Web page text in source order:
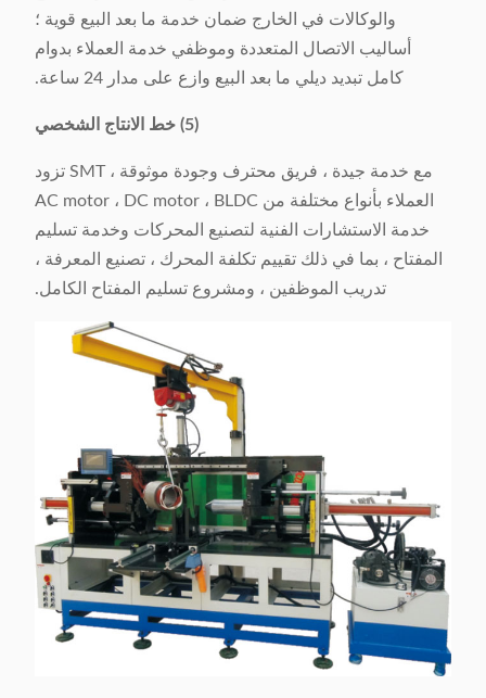
والوكالات في الخارج ضمان خدمة ما بعد البيع قوية ؛
أساليب الاتصال المتعددة وموظفي خدمة العملاء بدوام
كامل تبديد ديلي ما بعد البيع وازع على مدار 24 ساعة.
(5) خط الانتاج الشخصي
مع خدمة جيدة ، فريق محترف وجودة موثوقة ، SMT تزود
العملاء بأنواع مختلفة من AC motor ، DC motor ، BLDC
خدمة الاستشارات الفنية لتصنيع المحركات وخدمة تسليم
المفتاح ، بما في ذلك تقييم تكلفة المحرك ، تصنيع المعرفة ،
تدريب الموظفين ، ومشروع تسليم المفتاح الكامل.